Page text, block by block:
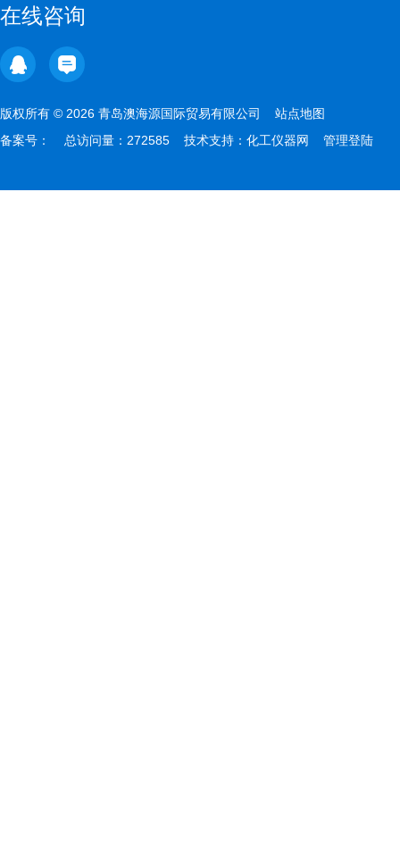
在线咨询
版权所有 © 2026 青岛澳海源国际贸易有限公司 站点地图
备案号：
总访问量：272585 技术支持： 化工仪器网 管理登陆